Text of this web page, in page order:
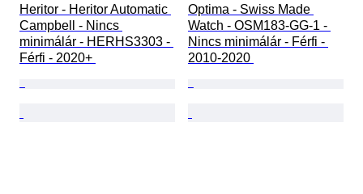
Heritor - Heritor Automatic
Campbell - Nincs
minimálár - HERHS3303 -
Férfi - 2020+
Optima - Swiss Made
Watch - OSM183-GG-1 -
Nincs minimálár - Férfi -
2010-2020